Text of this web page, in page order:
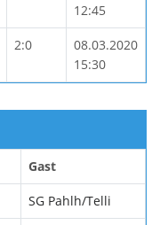
12:45
2:0
08.03.2020
15:30
Gast
SG Pahlh/Telli